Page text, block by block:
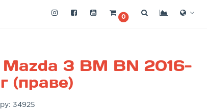
0
3 BM BN 2016-
(праве)
34925